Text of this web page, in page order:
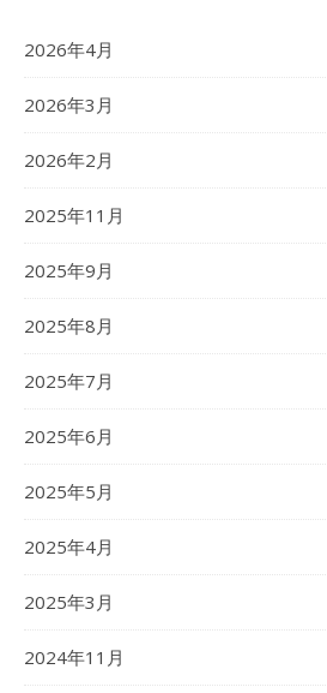
2026年4月
2026年3月
2026年2月
2025年11月
2025年9月
2025年8月
2025年7月
2025年6月
2025年5月
2025年4月
2025年3月
2024年11月